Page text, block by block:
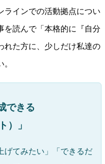
ラインでの活動拠点につい
を読んで「本格的に『自分
れた方に、少しだけ私達の
できる
）」
げてみたい」「できるだ